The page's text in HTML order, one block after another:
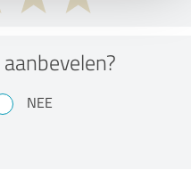
NEE